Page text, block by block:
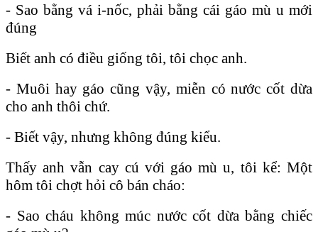
- Sao bằng vá i-nốc, phải bằng cái gáo mù u mới
đúng
Biết anh có điều giống tôi, tôi chọc anh.
- Muôi hay gáo cũng vậy, miễn có nước cốt dừa
cho anh thôi chứ.
- Biết vậy, nhưng không đúng kiểu.
Thấy anh vẫn cay cú với gáo mù u, tôi kể: Một
hôm tôi chợt hỏi cô bán cháo:
- Sao cháu không múc nước cốt dừa bằng chiếc